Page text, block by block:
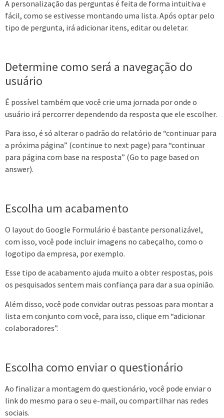
A personalização das perguntas é feita de forma intuitiva e
fácil, como se estivesse montando uma lista. Após optar pelo
tipo de pergunta, irá adicionar itens, editar ou deletar.
Determine como será a navegação do
usuário
É possível também que você crie uma jornada por onde o
usuário irá percorrer dependendo da resposta que ele escolher.
Para isso, é só alterar o padrão do relatório de “continuar para
a próxima página” (continue to next page) para “continuar
para página com base na resposta” (Go to page based on
answer).
Escolha um acabamento
O layout do Google Formulário é bastante personalizável,
com isso, você pode incluir imagens no cabeçalho, como o
logotipo da empresa, por exemplo.
Esse tipo de acabamento ajuda muito a obter respostas, pois
os pesquisados sentem mais confiança para dar a sua opinião.
Além disso, você pode convidar outras pessoas para montar a
lista em conjunto com você, para isso, clique em “adicionar
colaboradores”.
Escolha como enviar o questionário
Ao finalizar a montagem do questionário, você pode enviar o
link do mesmo para o seu e-mail, ou compartilhar nas redes
sociais.